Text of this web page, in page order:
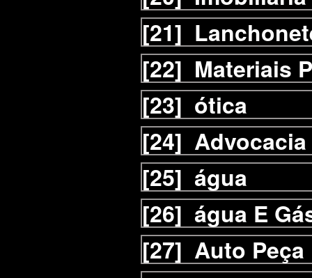
[21]
[22] Materiais
[23] ótica
[24] Advocacia
[25] água
[26] água E
[27] Auto Peça